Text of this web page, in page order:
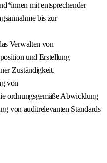
mit entsprechender
bis zur
Verwalten von
und Erstellung
Zuständigkeit.
von
ordnungsgemäße Abwicklung
von auditrelevanten Standards